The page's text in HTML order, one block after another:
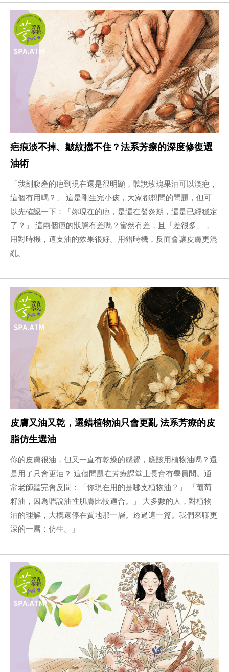
疤痕淡不掉、皺紋擋不住？法系芳療的深度修復選
油術
「我剖腹產的疤到現在還是很明顯，聽說玫瑰果油可以淡疤，
這個有用嗎？」 這是剛生完小孩，大家都想問的問題，但可
以先確認一下：「妳現在的疤，是還在發炎期，還是已經穩定
了？」 這兩個疤的狀態有差嗎？當然有差，且「差很多」，
用對時機，這支油的效果很好。用錯時機，反而會讓皮膚更混
亂。
皮膚又油又乾，選錯植物油只會更亂 法系芳療的皮
脂仿生選油
你的皮膚很油，但又一直有乾燥的感覺，應該用植物油嗎？還
是用了只會更油？ 這個問題在芳療課堂上長會有學員問。通
常老師聽完會反問：「你現在用的是哪支植物油？」 「葡萄
籽油，因為聽說油性肌膚比較適合。」 大多數的人，對植物
油的理解，大概還停在質地那一層。透過這一篇。我們來聊更
深的一層：仿生。」